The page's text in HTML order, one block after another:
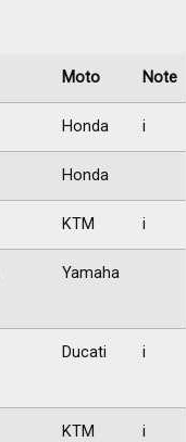
Moto Note
Honda i
Honda
KTM i
Yamaha
Ducati i
KTM i